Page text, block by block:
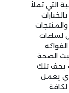
التي تملأ
لساعات
الصحة
يحف تلك
يعمل